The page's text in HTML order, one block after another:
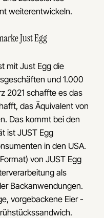
weiterentwickeln.
Just Egg
mit Just Egg die
und 1.000
2021 schaffte es das
das Äquivalent von
Das kommt bei den
ist JUST Egg
in den USA.
von JUST Egg
als
Backanwendungen.
vorgebackene Eier -